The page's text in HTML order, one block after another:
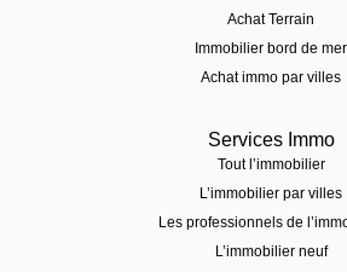
Achat Terrain
Immobilier bord de mer
Achat immo par villes
Services Immo
Tout l’immobilier
L’immobilier par villes
Les professionnels de
L’immobilier neuf